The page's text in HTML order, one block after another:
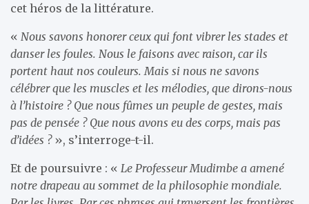
cet héros de la littérature.
« Nous savons honorer ceux qui font vibrer les stades et
danser les foules. Nous le faisons avec raison, car ils
portent haut nos couleurs. Mais si nous ne savons
célébrer que les muscles et les mélodies, que dirons-nous
à l’histoire ? Que nous fûmes un peuple de gestes, mais
pas de pensée ? Que nous avons eu des corps, mais pas
d’idées ?», s’interroge-t-il.
Et de poursuivre : « Le Professeur Mudimbe a amené
notre drapeau au sommet de la philosophie mondiale.